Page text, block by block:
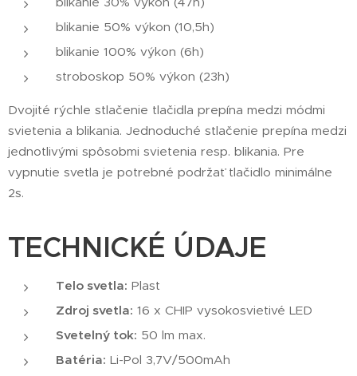
blikanie 50% výkon (10,5h)
blikanie 100% výkon (6h)
stroboskop 50% výkon (23h)
Dvojité rýchle stlačenie tlačidla prepína medzi módmi
svietenia a blikania. Jednoduché stlačenie prepína medzi
jednotlivými spôsobmi svietenia resp. blikania. Pre
vypnutie svetla je potrebné podržať tlačidlo minimálne
2s.
TECHNICKÉ ÚDAJE
Telo svetla: Plast
Zdroj svetla: 16 x CHIP vysokosvietivé LED
Svetelný tok: 50 lm max.
Batéria: Li-Pol 3,7V/500mAh